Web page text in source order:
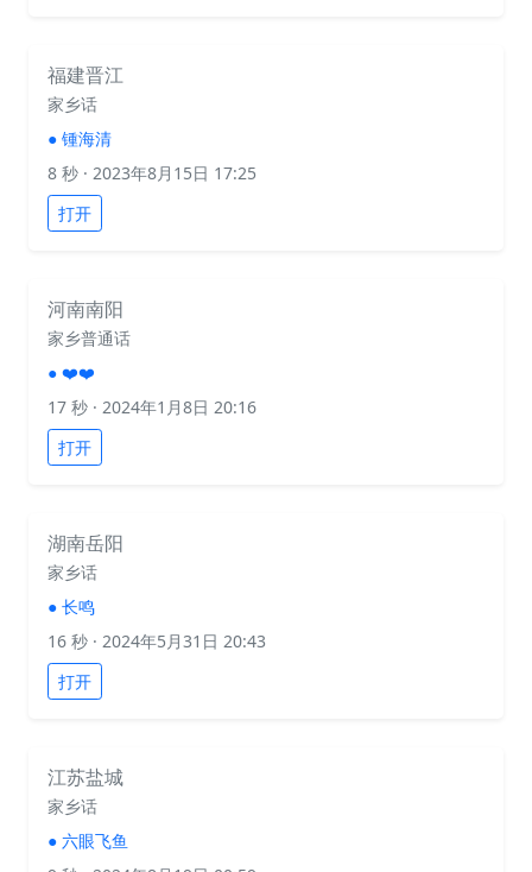
福建晋江
家乡话
● 锺海清
8 秒 · 2023年8月15日 17:25
打开
河南南阳
家乡普通话
● ❤️❤️
17 秒 · 2024年1月8日 20:16
打开
湖南岳阳
家乡话
● 长鸣
16 秒 · 2024年5月31日 20:43
打开
江苏盐城
家乡话
● 六眼飞鱼